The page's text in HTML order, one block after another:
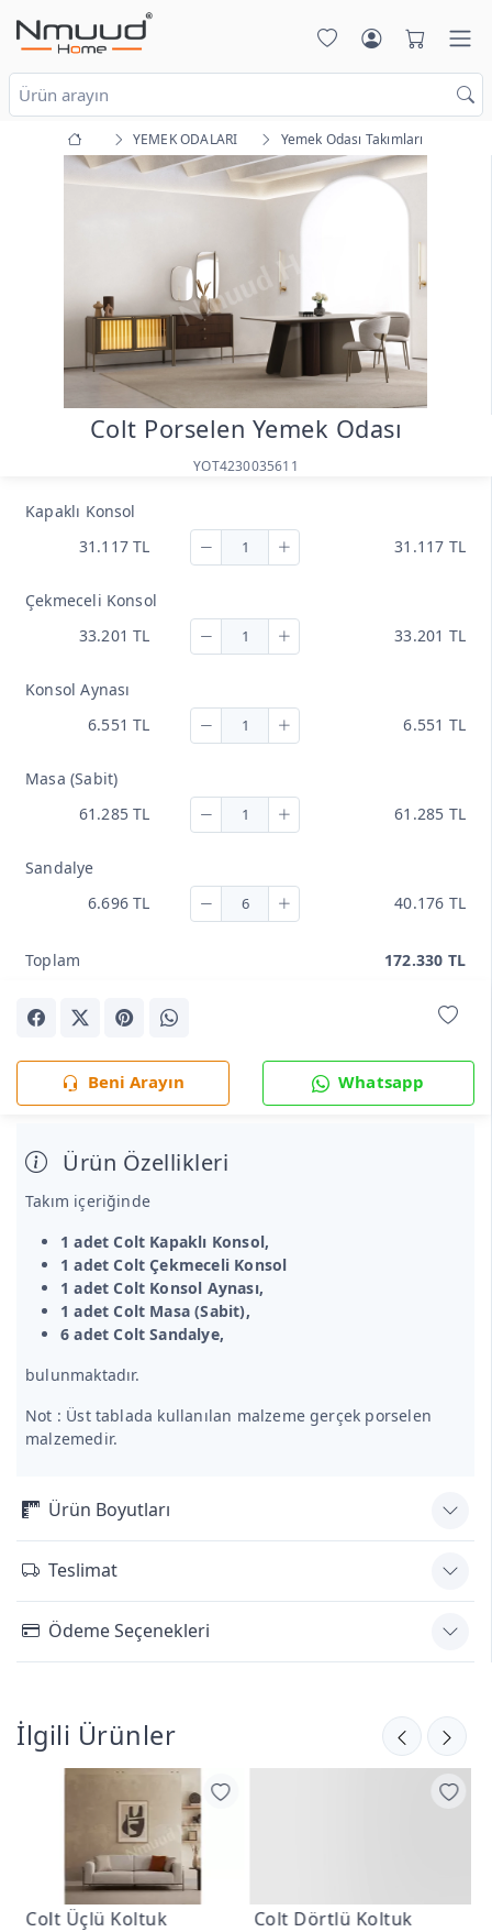
YEMEK ODALARI Yemek Odası Takımları
Colt Porselen Yemek Odası
YOT4230035611
Kapaklı Konsol
31.117 TL
31.117 TL
Çekmeceli Konsol
33.201 TL
33.201 TL
Konsol Aynası
6.551 TL
6.551 TL
Masa (Sabit)
61.285 TL
61.285 TL
Sandalye
6.696 TL
40.176 TL
Toplam 172.330 TL
Beni Arayın Whatsapp
Ürün Özellikleri
Takım içeriğinde
1 adet Colt Kapaklı Konsol,
1 adet Colt Çekmeceli Konsol
1 adet Colt Konsol Aynası,
1 adet Colt Masa (Sabit),
6 adet Colt Sandalye,
bulunmaktadır.
Not : Üst tablada kullanılan malzeme gerçek porselen
malzemedir.
Ürün Boyutları
Teslimat
Ödeme Seçenekleri
İlgili Ürünler
Colt Üçlü Koltuk Colt Dörtlü Koltuk